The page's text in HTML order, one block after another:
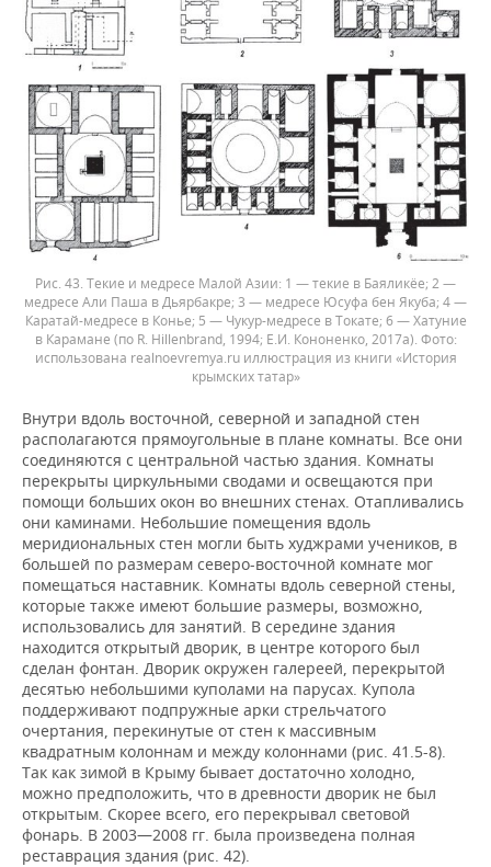
Рис. 43. Текие и медресе Малой Азии: 1 — текие в Баяликёе; 2 —
медресе Али Паша в Дьярбакре; 3 — медресе Юсуфа бен Якуба; 4 —
Каратай-медресе в Конье; 5 — Чукур-медресе в Токате; 6 — Хатуние
в Карамане (по R. Hillenbrand, 1994; Е.И. Кононенко, 2017а).
использована realnoevremya.ru иллюстрация из книги «История
крымских татар»
Внутри вдоль восточной, северной и западной стен
располагаются прямоугольные в плане комнаты. Все они
соединяются с центральной частью здания. Комнаты
перекрыты циркульными сводами и освещаются при
помощи больших окон во внешних стенах. Отапливались
они каминами. Небольшие помещения вдоль
меридиональных стен могли быть худжрами учеников, в
большей по размерам северо-восточной комнате мог
помещаться наставник. Комнаты вдоль северной стены,
которые также имеют большие размеры, возможно,
использовались для занятий. В середине здания
находится открытый дворик, в центре которого был
сделан фонтан. Дворик окружен галереей, перекрытой
десятью небольшими куполами на парусах. Купола
поддерживают подпружные арки стрельчатого
очертания, перекинутые от стен к массивным
квадратным колоннам и между колоннами (рис. 41.5-8).
Так как зимой в Крыму бывает достаточно холодно,
можно предположить, что в древности дворик не был
открытым. Скорее всего, его перекрывал световой
фонарь. В 2003—2008 гг. была произведена полная
реставрация здания (рис. 42).